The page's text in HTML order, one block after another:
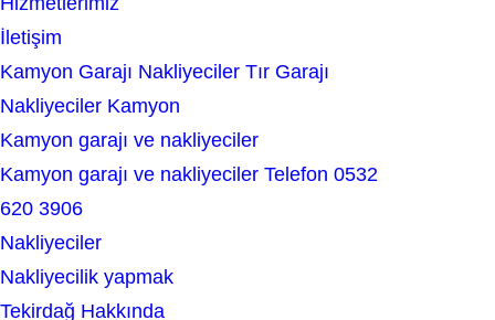
İletişim
Kamyon Garajı Nakliyeciler Tır Garajı
Nakliyeciler Kamyon
Kamyon garajı ve nakliyeciler
Kamyon garajı ve nakliyeciler Telefon 0532
620 3906
Nakliyeciler
Nakliyecilik yapmak
Tekirdağ Hakkında